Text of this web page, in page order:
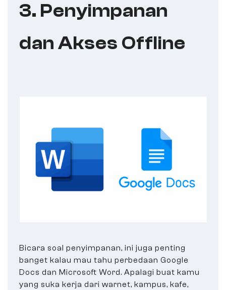
3. Penyimpanan
dan Akses Offline
Bicara soal penyimpanan, ini juga penting
banget kalau mau tahu perbedaan Google
Docs dan Microsoft Word. Apalagi buat kamu
yang suka kerja dari warnet, kampus, kafe,